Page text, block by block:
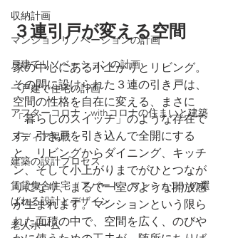
収納計画
マンションリノベーションの計画
戸建てリノベーションの計画
一戸建て住宅の計画
アフターコロナ・withコロナの住まいと建築
メディア掲載
建築の設計プロセス
賃貸集合住宅（アパート・マンション）の選
ばれる設計とデザイン
老人ホーム
３連引戸が変える空間
家の中心にある小上がりとリビング。
その間に設けられた３連の引き戸は、
空間の性格を自在に変える、まさに
「暮らしのスイッチ」のような存在で
す。引き戸を引き込んで全開にする
と、リビングからダイニング、キッチ
ン、そして小上がりまでがひとつなが
りになり、まるで一室のような開放感
が生まれます。マンションという限ら
れた面積の中で、空間を広く、のびや